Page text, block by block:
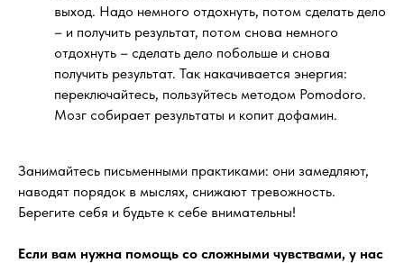
выход. Надо немного отдохнуть, потом сделать дело
– и получить результат, потом снова немного
отдохнуть – сделать дело побольше и снова
получить результат. Так накачивается энергия:
переключайтесь, пользуйтесь методом Pomodoro.
Мозг собирает результаты и копит дофамин.
Занимайтесь письменными практиками: они замедляют,
наводят порядок в мыслях, снижают тревожность.
Берегите себя и будьте к себе внимательны!
Если вам нужна помощь со сложными чувствами, у нас